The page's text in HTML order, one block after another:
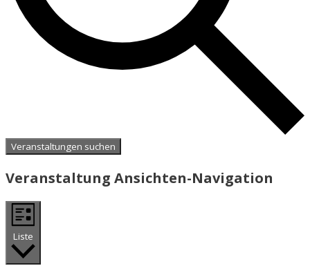
Veranstaltungen suchen
Veranstaltung Ansichten-Navigation
Liste